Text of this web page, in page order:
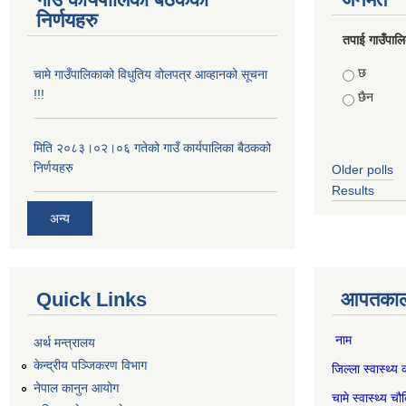
निर्णयहरु
चामे गाउँपालिकाको विधुतिय वोलपत्र आव्हानको सूचना
!!!
मिति २०८३।०२।०६ गतेको गाउँ कार्यपालिका बैठकको
निर्णयहरु
अन्य
तपाई
Choices
छ
छैन
Older polls
Results
Quick Links
अर्थ मन्त्रालय
केन्द्रीय पञ्जिकरण विभाग
नेपाल कानुन आयोग
नाम
जिल्ला
चामे स्वास्थ्य